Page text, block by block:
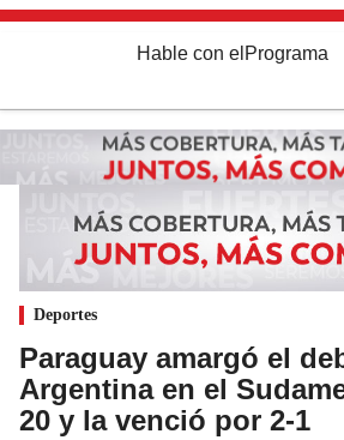
Hable con el Programa
Deportes
Paraguay amargó el
Argentina en el
20 y la venció por 2-1